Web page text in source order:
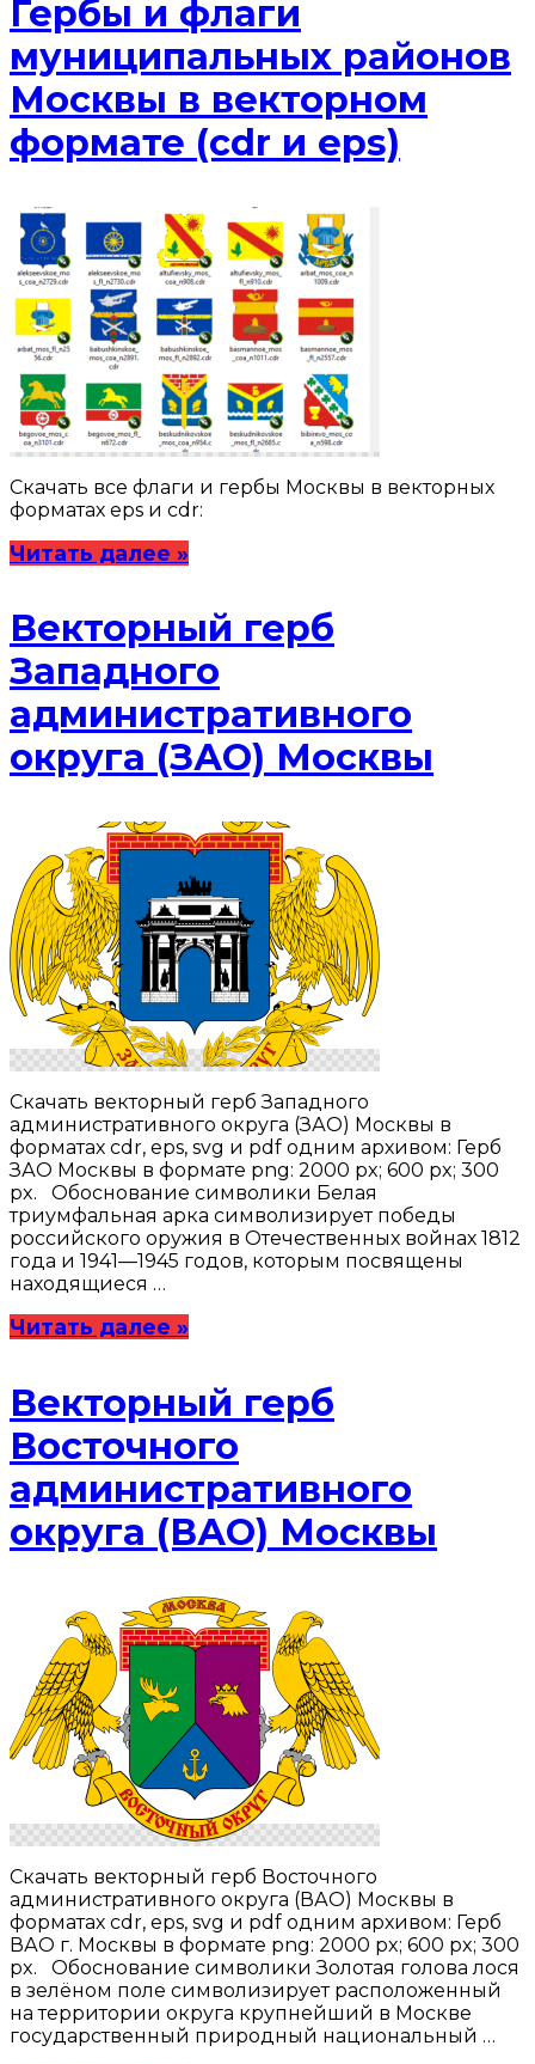
Гербы и флаги
муниципальных районов
Москвы в векторном
формате (cdr и eps)
Скачать все флаги и гербы Москвы в векторных
форматах eps и cdr:
Читать далее »
Векторный герб
Западного
административного
округа (ЗАО) Москвы
Скачать векторный герб Западного
административного округа (ЗАО) Москвы в
форматах cdr, eps, svg и pdf одним архивом: Герб
ЗАО Москвы в формате png: 2000 px; 600 px; 300
px. Обоснование символики Белая
триумфальная арка символизирует победы
российского оружия в Отечественных войнах 1812
года и 1941—1945 годов, которым посвящены
находящиеся …
Читать далее »
Векторный герб
Восточного
административного
округа (ВАО) Москвы
Скачать векторный герб Восточного
административного округа (ВАО) Москвы в
форматах cdr, eps, svg и pdf одним архивом: Герб
ВАО г. Москвы в формате png: 2000 px; 600 px; 300
px. Обоснование символики Золотая голова лося
в зелёном поле символизирует расположенный
на территории округа крупнейший в Москве
государственный природный национальный …